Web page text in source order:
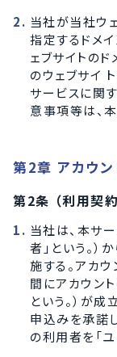
当社が当社ウ
指定するドメ
ェブサイトの
のウェブサイ
サービスに関
意事項等は、
第2章 アカウ
第2条 （利用契
当社は、本サ
者」という。
施する。アカ
間にアカウン
という。）が
申込みを承諾
の利用者を「ユ